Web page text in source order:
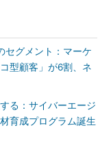
セグメント：マーケ
型顧客」が6割、ネ
る：サイバーエージ
育成プログラム誕生